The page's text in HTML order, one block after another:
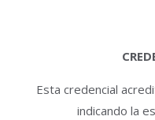
Esta credencial
indicando la